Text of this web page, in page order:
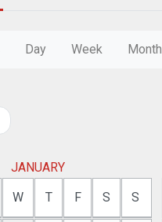
Day Week Month
JANUARY
W T F S S